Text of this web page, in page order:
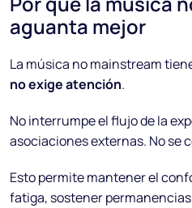
aguanta mejor
La música no mainstream
no exige atención.
No interrumpe el flujo de la
asociaciones externas. No se
Esto permite mantener el
fatiga, sostener